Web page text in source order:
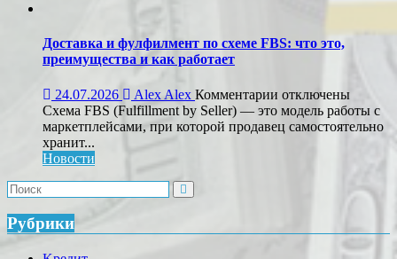
что
работает
и
кому
нужен
Доставка и фулфилмент по схеме FBS: что это,
преимущества и как работает
24.07.2026 Alex Alex Комментарии к
записи
Доставка
это,
преимущества
отключены
Схема FBS (Fulfillment by Seller) — это модель работы с
маркетплейсами, при которой продавец самостоятельно
хранит...
Новости
Рубрики